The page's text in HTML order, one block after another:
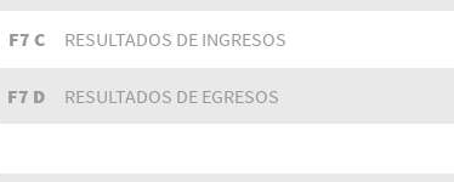
F7 C RESULTADOS DE INGRESOS
F7 D RESULTADOS DE EGRESOS